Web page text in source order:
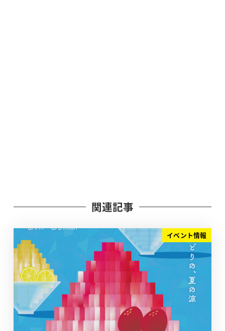
関連記事
イベント情報